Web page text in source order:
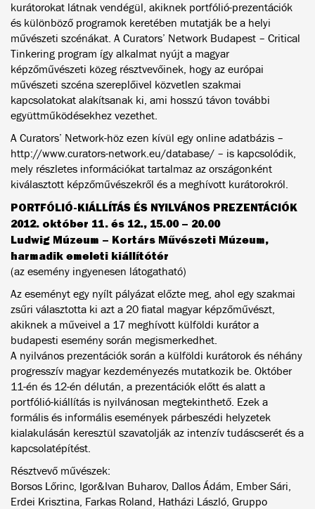
kurátorokat látnak vendégül, akiknek portfólió-prezentációk
és különböző programok keretében mutatják be a helyi
művészeti szcénákat. A Curators’ Network Budapest – Critical
Tinkering program így alkalmat nyújt a magyar
képzőművészeti közeg résztvevőinek, hogy az európai
művészeti szcéna szereplőivel közvetlen szakmai
kapcsolatokat alakítsanak ki, ami hosszú távon további
együttműködésekhez vezethet.
A Curators’ Network-höz ezen kívül egy online adatbázis –
http://www.curators-network.eu/database/ – is kapcsolódik,
mely részletes információkat tartalmaz az országonként
kiválasztott képzőművészekről és a meghívott kurátorokról.
PORTFÓLIÓ-KIÁLLÍTÁS ÉS NYILVÁNOS PREZENTÁCIÓK
2012. október 11. és 12., 15.00 – 20.00
Ludwig Múzeum – Kortárs Művészeti Múzeum,
harmadik emeleti kiállítótér
(az esemény ingyenesen látogatható)
Az eseményt egy nyílt pályázat előzte meg, ahol egy szakmai
zsűri választotta ki azt a 20 fiatal magyar képzőművészt,
akiknek a műveivel a 17 meghívott külföldi kurátor a
budapesti esemény során megismerkedhet.
A nyilvános prezentációk során a külföldi kurátorok és néhány
progresszív magyar kezdeményezés mutatkozik be. Október
11-én és 12-én délután, a prezentációk előtt és alatt a
portfólió-kiállítás is nyilvánosan megtekinthető. Ezek a
formális és informális események párbeszédi helyzetek
kialakulásán keresztül szavatolják az intenzív tudáscserét és a
kapcsolatépítést.
Résztvevő művészek:
Borsos Lőrinc, Igor&Ivan Buharov, Dallos Ádám, Ember Sári,
Erdei Krisztina, Farkas Roland, Hatházi László, Gruppo